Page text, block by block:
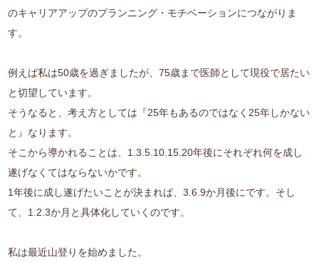
のキャリアアップのプランニング・モチベーションにつながりま
す。
例えば私は50歳を過ぎましたが、75歳まで医師として現役で居たい
と切望しています。
そうなると、考え方としては『25年もあるのではなく25年しかない
と』なります。
そこから導かれることは、1.3.5.10.15.20年後にそれぞれ何を成し
遂げなくてはならないかです。
1年後に成し遂げたいことが決まれば、3.6.9か月後にです。そし
て、1.2.3か月と具体化していくのです。
私は最近山登りを始めました。